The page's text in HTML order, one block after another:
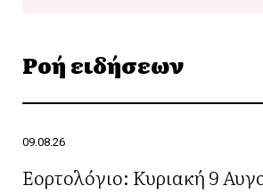
Ροή ειδήσεων
09.08.26
Εορτολόγιο: Κυριακή 9